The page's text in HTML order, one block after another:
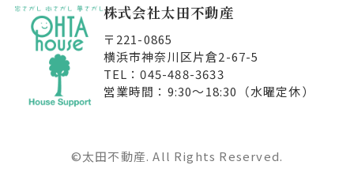
株式会社太田不動産
〒221-0865
横浜市神奈川区片倉2-67-5
TEL：045-488-3633
営業時間：9:30〜18:30（水曜定休）
©太田不動産. All Rights Reserved.